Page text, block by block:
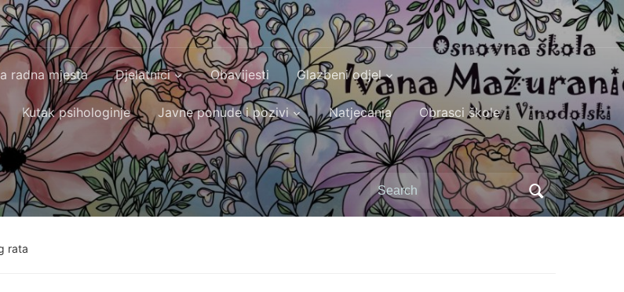
radna mjesta Djelatnici Obavijesti Glazbeni odjel
Kutak psihologinje Javne ponude i pozivi Natjecanja Obrasci škole
Search
for:
rata